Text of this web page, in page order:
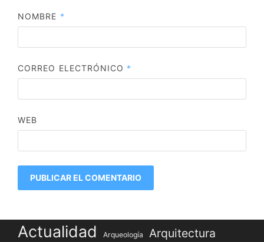
NOMBRE *
CORREO ELECTRÓNICO *
WEB
Actualidad Arqueología Arquitectura